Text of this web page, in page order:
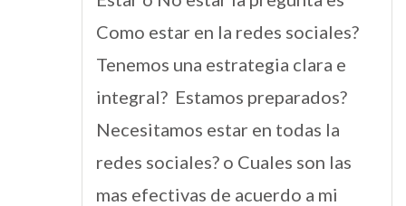
Como estar en la redes sociales?
Tenemos una estrategia clara e
integral? Estamos preparados?
Necesitamos estar en todas la
redes sociales? o Cuales son las
mas efectivas de acuerdo a mi